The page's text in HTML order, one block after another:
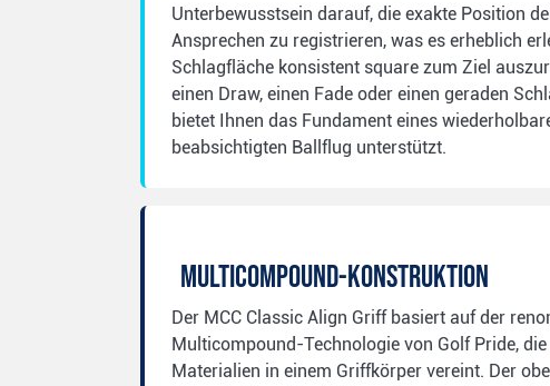
Unterbewusstsein darauf, die exakte Position
Ansprechen zu registrieren, was es erheblich
Schlagfläche konsistent square zum Ziel
einen Draw, einen Fade oder einen geraden
bietet Ihnen das Fundament eines
beabsichtigten Ballflug unterstützt.
Multicompound-Konstruktion
Der MCC Classic Align Griff basiert auf der
Multicompound-Technologie von Golf Pride,
Materialien in einem Griffkörper vereint. Der